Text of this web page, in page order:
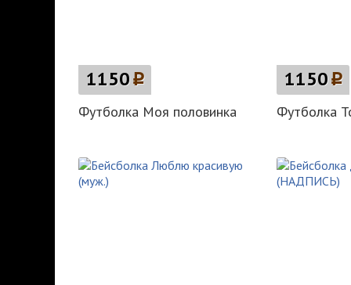
1150p
Футболка Моя половинка
1150p
Футболка